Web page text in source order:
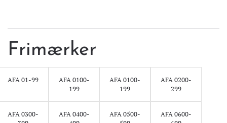
Frimærker
AFA 01-99
AFA 0100-
199
AFA 0100-
199
AFA 0200-
299
AFA 0300-
AFA 0400-
AFA 0500-
AFA 0600-